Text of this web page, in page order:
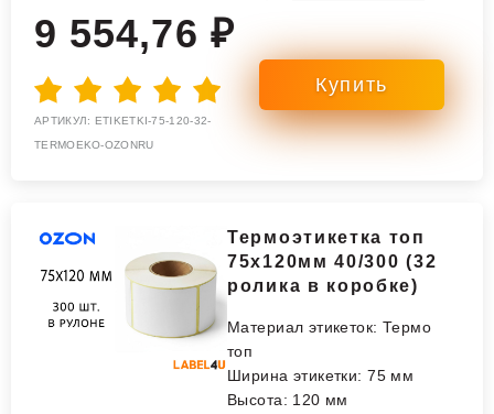
9 554,76 ₽
АРТИКУЛ: ETIKETKI-75-120-32-
TERMOEKO-OZONRU
Термоэтикетка топ
75x120мм 40/300 (32
ролика в коробке)
Материал этикеток: Термо
топ
Ширина этикетки: 75 мм
Высота: 120 мм